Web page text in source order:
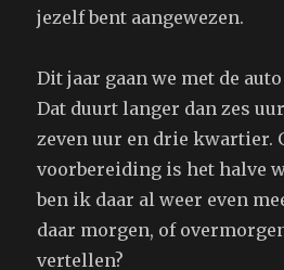
jezelf bent aangewezen.
Dit jaar gaan we met de
Dat duurt langer dan zes
zeven uur en drie kwartier.
voorbereiding is het halve
ben ik daar al weer even
daar morgen, of
vertellen?